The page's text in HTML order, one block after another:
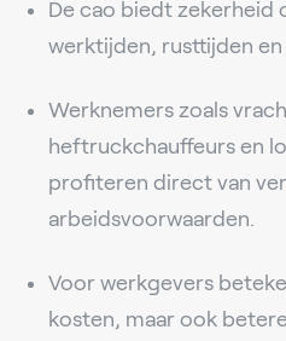
De cao biedt zekerheid
werktijden, rusttijden
Werknemers zoals
heftruckchauffeurs en
profiteren direct van
arbeidsvoorwaarden.
Voor werkgevers
kosten, maar ook